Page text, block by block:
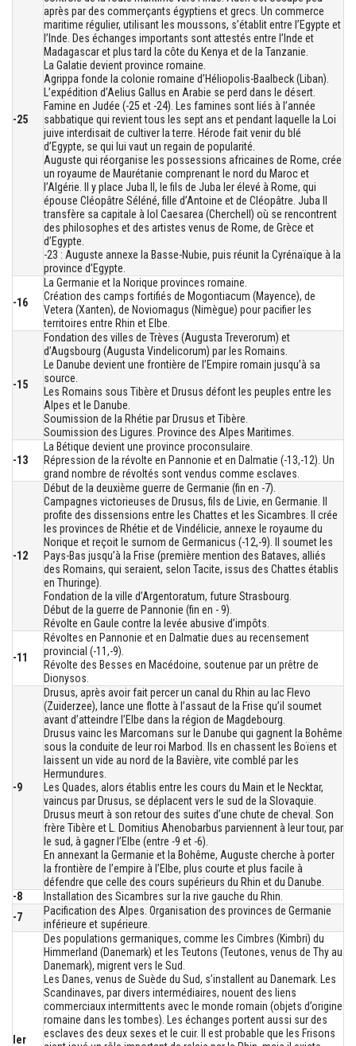
-25
après par des commerçants égyptiens et grecs. Un commerce
maritime régulier, utilisant les moussons, s’établit entre l’Egypte et
l’Inde. Des échanges importants sont attestés entre l’Inde et
Madagascar et plus tard la côte du Kenya et de la Tanzanie.
La Galatie devient province romaine.
Agrippa fonde la colonie romaine d’Héliopolis-Baalbeck (Liban).
L’expédition d’Aelius Gallus en Arabie se perd dans le désert.
Famine en Judée (-25 et -24). Les famines sont liés à l’année
sabbatique qui revient tous les sept ans et pendant laquelle la Loi
juive interdisait de cultiver la terre. Hérode fait venir du blé
d’Egypte, se qui lui vaut un regain de popularité.
Auguste qui réorganise les possessions africaines de Rome, crée
un royaume de Maurétanie comprenant le nord du Maroc et
l’Algérie. Il y place Juba II, le fils de Juba Ier élevé à Rome, qui
épouse Cléopâtre Séléné, fille d’Antoine et de Cléopâtre. Juba II
transfère sa capitale à Iol Caesarea (Cherchell) où se rencontrent
des philosophes et des artistes venus de Rome, de Grèce et
d’Egypte.
-23 : Auguste annexe la Basse-Nubie, puis réunit la Cyrénaïque à la
province d’Egypte.
-16
La Germanie et la Norique provinces romaine.
Création des camps fortifiés de Mogontiacum (Mayence), de
Vetera (Xanten), de Noviomagus (Nimègue) pour pacifier les
territoires entre Rhin et Elbe.
-15
Fondation des villes de Trèves (Augusta Treverorum) et
d’Augsbourg (Augusta Vindelicorum) par les Romains.
Le Danube devient une frontière de l’Empire romain jusqu’à sa
source.
Les Romains sous Tibère et Drusus défont les peuples entre les
Alpes et le Danube.
Soumission de la Rhétie par Drusus et Tibère.
Soumission des Ligures. Province des Alpes Maritimes.
-13
La Bétique devient une province proconsulaire.
Répression de la révolte en Pannonie et en Dalmatie (-13,-12). Un
grand nombre de révoltés sont vendus comme esclaves.
-12
Début de la deuxième guerre de Germanie (fin en -7).
Campagnes victorieuses de Drusus, fils de Livie, en Germanie. Il
profite des dissensions entre les Chattes et les Sicambres. Il crée
les provinces de Rhétie et de Vindélicie, annexe le royaume du
Norique et reçoit le surnom de Germanicus (-12,-9). Il soumet les
Pays-Bas jusqu’à la Frise (première mention des Bataves, alliés
des Romains, qui seraient, selon Tacite, issus des Chattes établis
en Thuringe).
Fondation de la ville d’Argentoratum, future Strasbourg.
Début de la guerre de Pannonie (fin en - 9).
Révolte en Gaule contre la levée abusive d’impôts.
-11
Révoltes en Pannonie et en Dalmatie dues au recensement
provincial (-11,-9).
Révolte des Besses en Macédoine, soutenue par un prêtre de
Dionysos.
-9
Drusus, après avoir fait percer un canal du Rhin au lac Flevo
(Zuiderzee), lance une flotte à l’assaut de la Frise qu’il soumet
avant d’atteindre l’Elbe dans la région de Magdebourg.
Drusus vainc les Marcomans sur le Danube qui gagnent la Bohême
sous la conduite de leur roi Marbod. Ils en chassent les Boïens et
laissent un vide au nord de la Bavière, vite comblé par les
Hermundures.
Les Quades, alors établis entre les cours du Main et le Necktar,
vaincus par Drusus, se déplacent vers le sud de la Slovaquie.
Drusus meurt à son retour des suites d’une chute de cheval. Son
frère Tibère et L. Domitius Ahenobarbus parviennent à leur tour, par
le sud, à gagner l’Elbe (entre -9 et -6).
En annexant la Germanie et la Bohême, Auguste cherche à porter
la frontière de l’empire à l’Elbe, plus courte et plus facile à
défendre que celle des cours supérieurs du Rhin et du Danube.
-8
Installation des Sicambres sur la rive gauche du Rhin.
-7
Pacification des Alpes. Organisation des provinces de Germanie
inférieure et supérieure.
Ier
Des populations germaniques, comme les Cimbres (Kimbri) du
Himmerland (Danemark) et les Teutons (Teutones, venus de Thy au
Danemark), migrent vers le Sud.
Les Danes, venus de Suède du Sud, s’installent au Danemark. Les
Scandinaves, par divers intermédiaires, nouent des liens
commerciaux intermittents avec le monde romain (objets d’origine
romaine dans les tombes). Les échanges portent aussi sur des
esclaves des deux sexes et le cuir. Il est probable que les Frisons